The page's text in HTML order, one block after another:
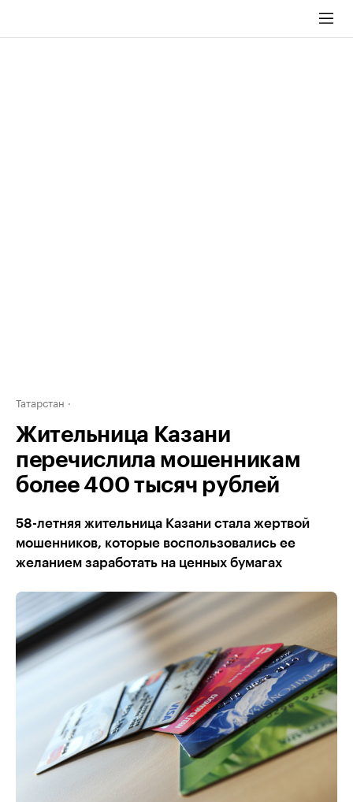
Татарстан
Жительница Казани
перечислила мошенникам
более 400 тысяч рублей
58-летняя жительница Казани стала жертвой
мошенников, которые воспользовались ее
желанием заработать на ценных бумагах